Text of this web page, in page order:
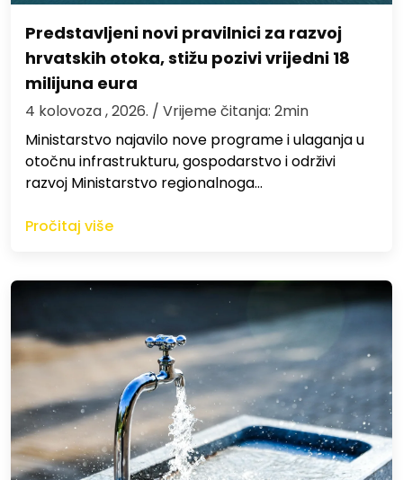
Predstavljeni novi pravilnici za razvoj
hrvatskih otoka, stižu pozivi vrijedni 18
milijuna eura
4 kolovoza , 2026. / Vrijeme čitanja: 2min
Ministarstvo najavilo nove programe i ulaganja u
otočnu infrastrukturu, gospodarstvo i održivi
razvoj Ministarstvo regionalnoga…
Pročitaj više